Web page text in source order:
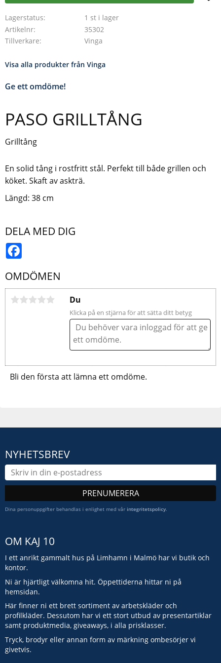
Lagerstatus
1 st i lager
Artikelnr
35302
Tillverkare
Vinga
Visa alla produkter från Vinga
Ge ett omdöme!
PASO GRILLTÅNG
Grilltång
En solid tång i rostfritt stål. Perfekt till både grillen och
köket. Skaft av askträ.
Längd: 38 cm
DELA MED DIG
OMDÖMEN
Du
Klicka på en stjärna för att sätta ditt betyg
Bli den första att lämna ett omdöme.
NYHETSBREV
PRENUMERERA
Dina personuppgifter behandlas i enlighet med vår integritetspolicy.
OM KAJ 10
I ett anrikt gammalt hus på Limhamn i Malmö har vi butik och
kontor.
Ni är hjärtligt välkomna hit. Öppettiderna hittar ni på
hemsidan.
Här finner ni ett brett sortiment av arbetskläder och
profilkläder. Dessutom har vi ett stort utbud av presentartiklar
samt produktmedia, giveaways, i alla prisklasser.
Tryck, brodyr eller annan form av märkning ombesörjer vi
givetvis.